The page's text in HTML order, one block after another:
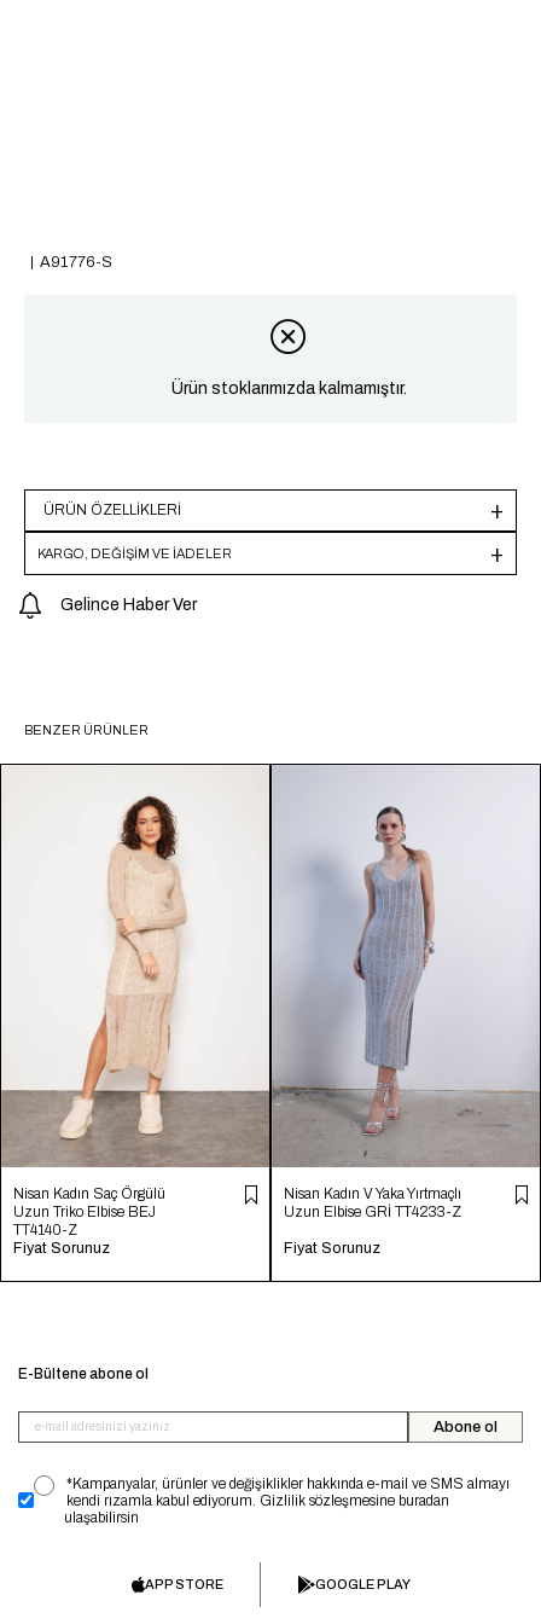
A91776-S
Ürün stoklarımızda kalmamıştır.
ÜRÜN ÖZELLIKLERI
KARGO, DEĞİŞİM VE İADELER
Gelince Haber Ver
BENZER ÜRÜNLER
Nisan Kadın Saç Örgülü
Uzun Triko Elbise BEJ
TT4140-Z
Fiyat Sorunuz
Nisan Kadın V Yaka Yırtmaçlı
Uzun Elbise GRİ TT4233-Z
Fiyat Sorunuz
E-Bültene abone ol
Abone ol
*Kampanyalar, ürünler ve değişiklikler hakkında e-mail ve SMS almayı
kendi rızamla kabul ediyorum. Gizlilik sözleşmesine buradan
ulaşabilirsin
APP STORE GOOGLE PLAY